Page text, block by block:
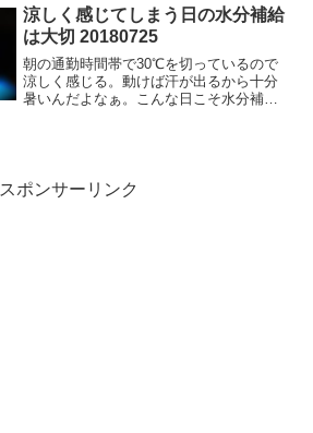
涼しく感じてしまう日の水分補給
は大切 20180725
朝の通勤時間帯で30℃を切っているので
涼しく感じる。動けば汗が出るから十分
暑いんだよなぁ。こんな日こそ水分補給
スポンサーリンク